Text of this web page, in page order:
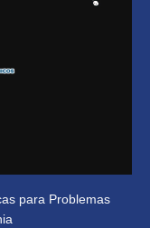
para Problemas